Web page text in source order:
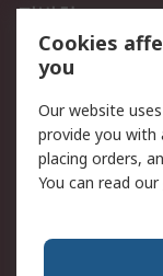
적법한
개인 정보 보호
웹사이트 사용 약
회사 소개
RS 계좌 정보
한국외 지역
Cookies
you
Our website
provide you with
placing orders,
You can read our